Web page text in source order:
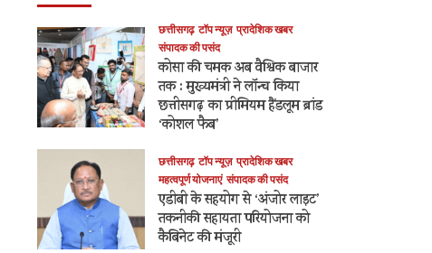
छत्तीसगढ़ टॉप न्यूज़ प्रादेशिक खबर
संपादक की पसंद
कोसा की चमक अब वैश्विक बाजार
तक : मुख्यमंत्री ने लॉन्च किया
छत्तीसगढ़ का प्रीमियम हैंडलूम ब्रांड
‘कोशल फैब’
छत्तीसगढ़ टॉप न्यूज़ प्रादेशिक खबर
महत्वपूर्ण योजनाएं संपादक की पसंद
एडीबी के सहयोग से ‘अंजोर लाइट’
तकनीकी सहायता परियोजना को
कैबिनेट की मंजूरी